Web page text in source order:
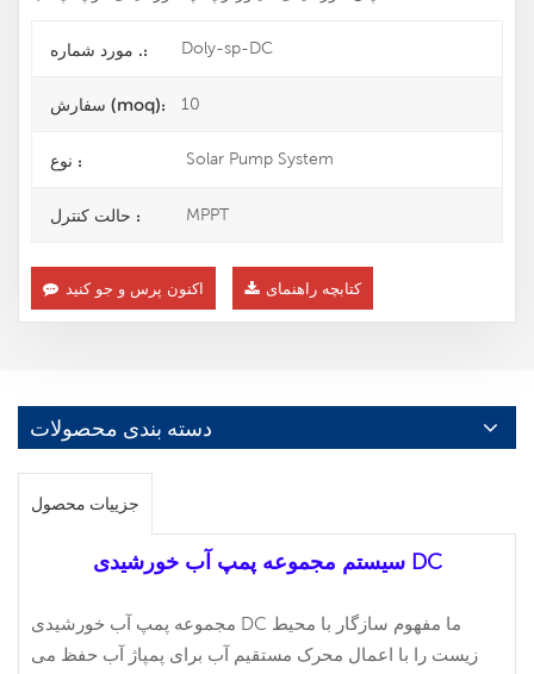
مورد شماره .: Doly-sp-DC
سفارش (moq): 10
نوع : Solar Pump System
حالت کنترل : MPPT
اکنون پرس و جو کنید کتابچه راهنمای
دسته بندی محصولات
جزییات محصول
سیستم مجموعه پمپ آب خورشیدی DC
مجموعه پمپ آب خورشیدی DC ما مفهوم سازگار با محیط
زیست را با اعمال محرک مستقیم آب برای پمپاژ آب حفظ می